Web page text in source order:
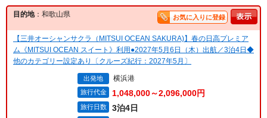
目的地：和歌山県 お気に入りに登録
【三井オーシャンサクラ（MITSUI OCEAN SAKURA)】春の日高プレミア
ム《MITSUI OCEAN スイート》利用●2027年5月6日（木）出航／3泊4日◆
他のカテゴリー設定あり〔クルーズ紀行：2027年5月〕
出発地 横浜港
旅行代金 1,048,000～2,096,000円
旅行日数 3泊4日